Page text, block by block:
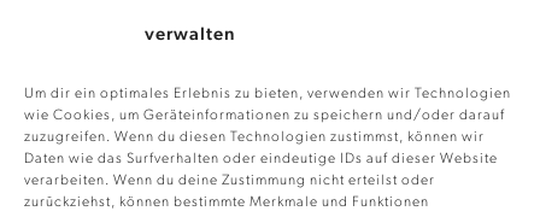
verwalten
Um dir ein optimales Erlebnis zu bieten, verwenden wir Technologien
wie Cookies, um Geräteinformationen zu speichern und/oder darauf
zuzugreifen. Wenn du diesen Technologien zustimmst, können wir
Daten wie das Surfverhalten oder eindeutige IDs auf dieser Website
verarbeiten. Wenn du deine Zustimmung nicht erteilst oder
zurückziehst, können bestimmte Merkmale und Funktionen